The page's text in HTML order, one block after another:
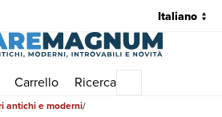
Carrello Ricerca
antichi e moderni